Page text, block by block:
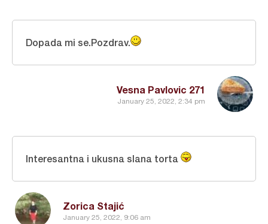
Vesna Pavlovic 271
January 25, 2022, 2:34 pm
Dopada mi se.Pozdrav.
Zorica Stajić
January 25, 2022, 9:06 am
Interesantna i ukusna slana torta